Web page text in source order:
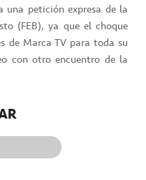
una petición expresa de la
(FEB), ya que el choque
de Marca TV para toda su
con otro encuentro de la